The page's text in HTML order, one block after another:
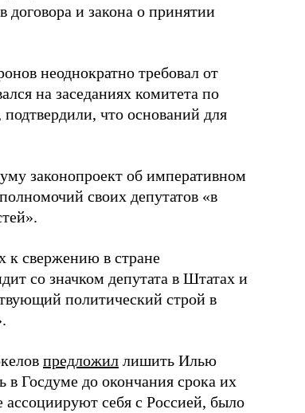
договора и закона о принятии
неоднократно требовал от
на заседаниях комитета по
что оснований для
законопроект об императивном
своих депутатов «в
к свержению в стране
со значком депутата в Штатах и
политический строй в
предложил лишить Илью
Госдуме до окончания срока их
себя с Россией, было